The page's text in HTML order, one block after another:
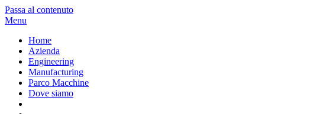
Passa al contenuto
Menu
Home
Azienda
Engineering
Manufacturing
Parco Macchine
Dove siamo